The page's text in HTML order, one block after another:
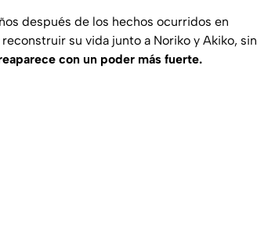
después de los hechos ocurridos en
su vida junto a Noriko y Akiko, sin
con un poder más fuerte.